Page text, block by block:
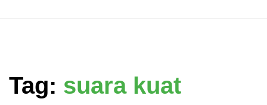
Tag: suara kuat